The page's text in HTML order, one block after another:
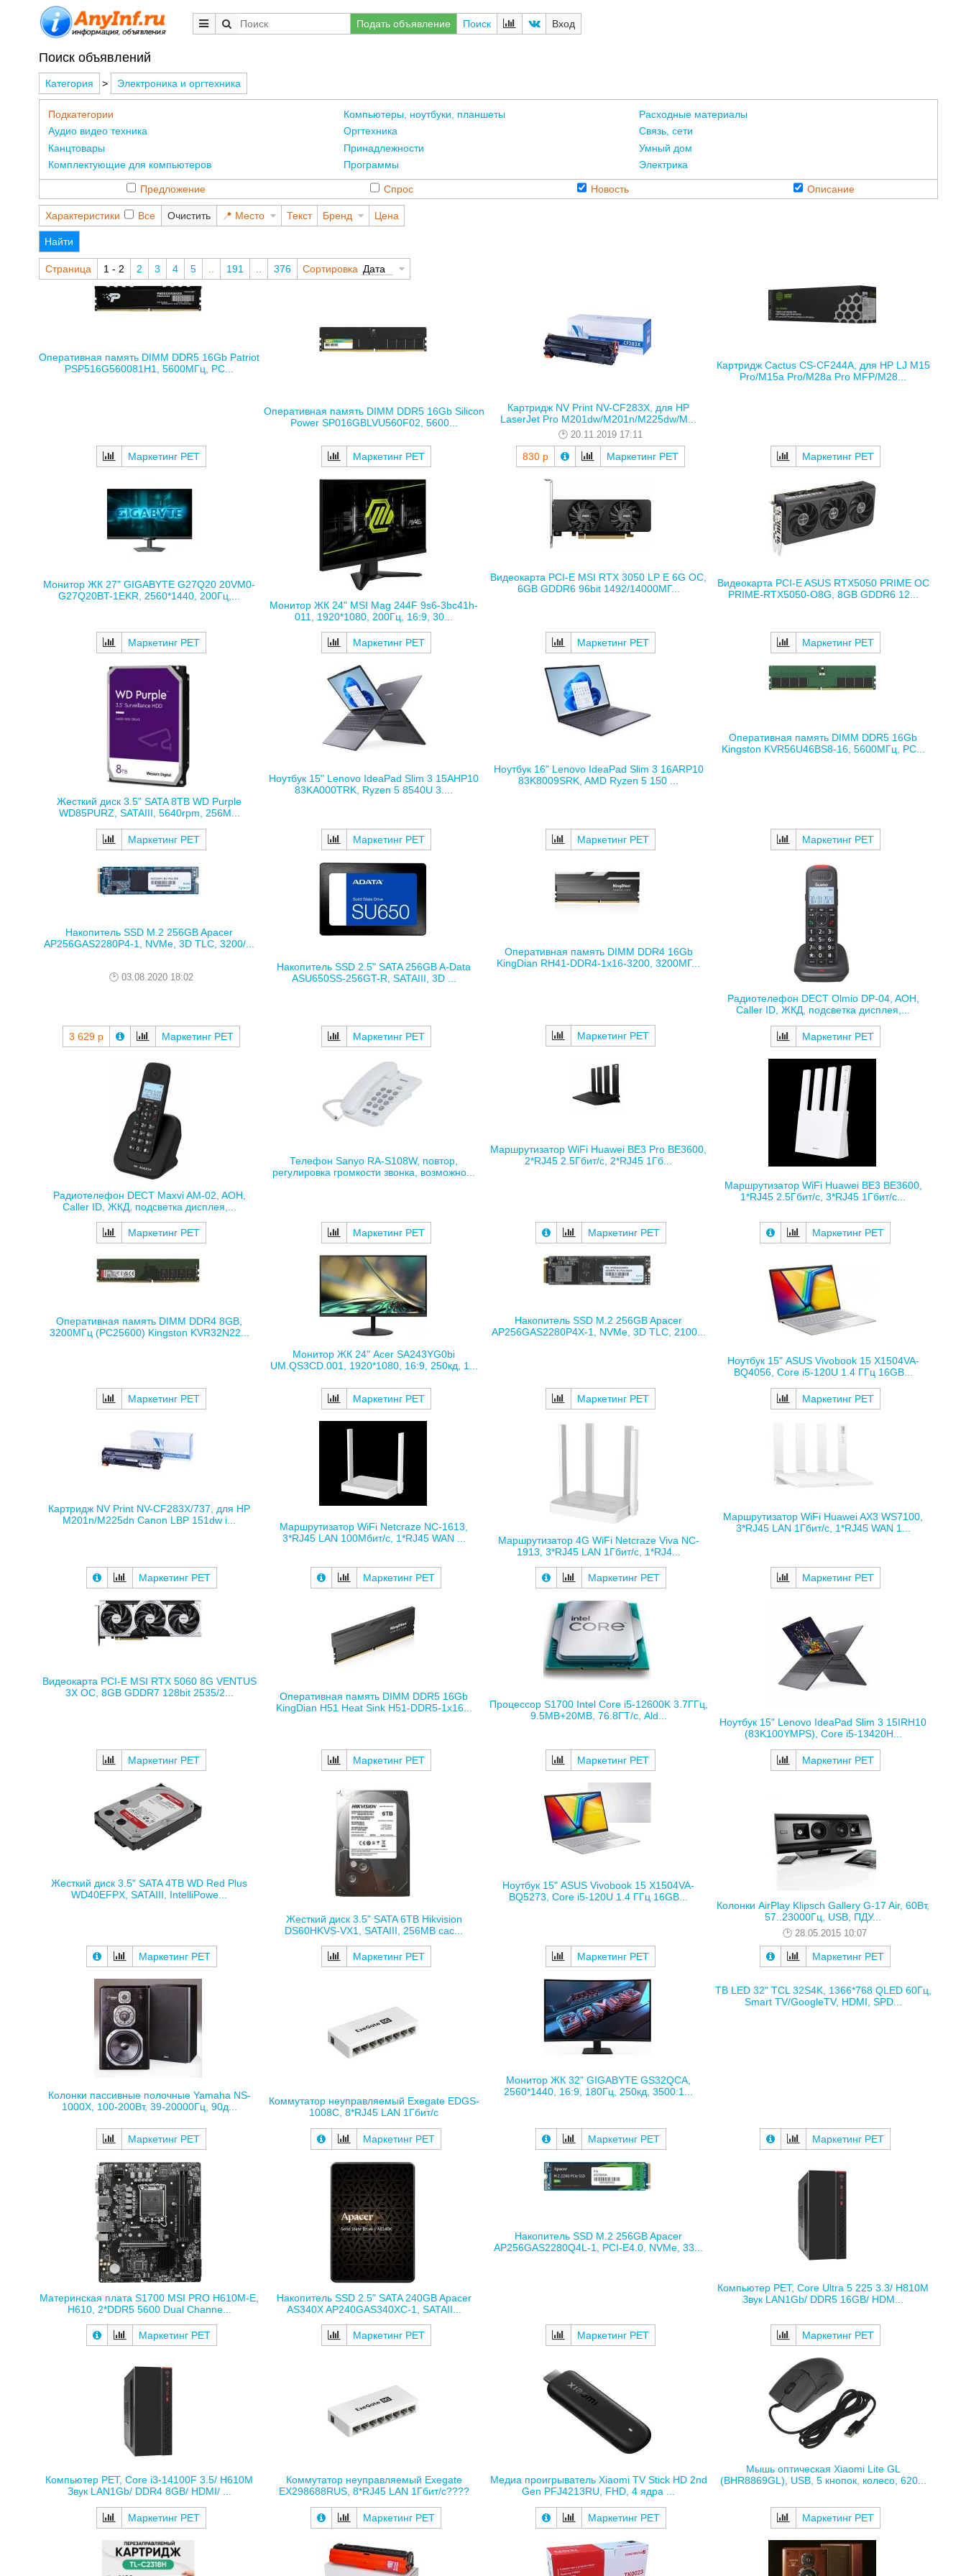
Подать объявление Поиск Вход
Поиск объявлений
Категория > Электроника и оргтехника
Подкатегории
Аудио видео техника
Канцтовары
Комплектующие для компьютеров
Компьютеры, ноутбуки, планшеты
Оргтехника
Принадлежности
Программы
Расходные материалы
Связь, сети
Умный дом
Электрика
Предложение Спрос Новость Описание
Характеристики Все Очистить Место Текст Бренд Цена
Найти
Страница 1 - 2 2 3 4 5 191 376 Сортировка Дата
Оперативная память DIMM DDR5 16Gb Patriot
PSP516G560081H1, 5600МГц, PC...
Маркетинг РЕТ
Оперативная память DIMM DDR5 16Gb Silicon
Power SP016GBLVU560F02, 5600...
Маркетинг РЕТ
Картридж NV Print NV-CF283X, для HP
LaserJet Pro M201dw/M201n/M225dw/M...
20.11.2019 17:11
830 р Маркетинг РЕТ
Картридж Cactus CS-CF244A, для HP LJ M15
Pro/M15a Pro/M28a Pro MFP/M28...
Маркетинг РЕТ
Монитор ЖК 27" GIGABYTE G27Q20 20VM0-
G27Q20BT-1EKR, 2560*1440, 200Гц,...
Маркетинг РЕТ
Монитор ЖК 24" MSI Mag 244F 9s6-3bc41h-
011, 1920*1080, 200Гц, 16:9, 30...
Маркетинг РЕТ
Видеокарта PCI-E MSI RTX 3050 LP E 6G OC,
6GB GDDR6 96bit 1492/14000МГ...
Маркетинг РЕТ
Видеокарта PCI-E ASUS RTX5050 PRIME OC
PRIME-RTX5050-O8G, 8GB GDDR6 12...
Маркетинг РЕТ
Жесткий диск 3.5" SATA 8TB WD Purple
WD85PURZ, SATAIII, 5640rpm, 256M...
Маркетинг РЕТ
Ноутбук 15" Lenovo IdeaPad Slim 3 15AHP10
83KA000TRK, Ryzen 5 8540U 3....
Маркетинг РЕТ
Ноутбук 16" Lenovo IdeaPad Slim 3 16ARP10
83K8009SRK, AMD Ryzen 5 150 ...
Маркетинг РЕТ
Оперативная память DIMM DDR5 16Gb
Kingston KVR56U46BS8-16, 5600МГц, PC...
Маркетинг РЕТ
Накопитель SSD M.2 256GB Apacer
AP256GAS2280P4-1, NVMe, 3D TLC, 3200/...
03.08.2020 18:02
3 629 р Маркетинг РЕТ
Накопитель SSD 2.5" SATA 256GB A-Data
ASU650SS-256GT-R, SATAIII, 3D ...
Маркетинг РЕТ
Оперативная память DIMM DDR4 16Gb
KingDian RH41-DDR4-1х16-3200, 3200МГ...
Маркетинг РЕТ
Радиотелефон DECT Olmio DP-04, AOH,
Caller ID, ЖКД, подсветка дисплея,...
Маркетинг РЕТ
Радиотелефон DECT Maxvi AM-02, AOH,
Caller ID, ЖКД, подсветка дисплея,...
Маркетинг РЕТ
Телефон Sanyo RA-S108W, повтор,
регулировка громкости звонка, возможно...
Маркетинг РЕТ
Маршрутизатор WiFi Huawei BE3 Pro BE3600,
2*RJ45 2.5Гбит/с, 2*RJ45 1Гб...
Маркетинг РЕТ
Маршрутизатор WiFi Huawei BE3 BE3600,
1*RJ45 2.5Гбит/с, 3*RJ45 1Гбит/с...
Маркетинг РЕТ
Оперативная память DIMM DDR4 8GB,
3200МГц (PC25600) Kingston KVR32N22...
Маркетинг РЕТ
Монитор ЖК 24" Acer SA243YG0bi
UM.QS3CD.001, 1920*1080, 16:9, 250кд, 1...
Маркетинг РЕТ
Накопитель SSD M.2 256GB Apacer
AP256GAS2280P4X-1, NVMe, 3D TLC, 2100...
Маркетинг РЕТ
Ноутбук 15" ASUS Vivobook 15 X1504VA-
BQ4056, Core i5-120U 1.4 ГГц 16GB...
Маркетинг РЕТ
Картридж NV Print NV-CF283X/737, для HP
M201n/M225dn Canon LBP 151dw i...
Маркетинг РЕТ
Маршрутизатор WiFi Netcraze NC-1613,
3*RJ45 LAN 100Мбит/с, 1*RJ45 WAN ...
Маркетинг РЕТ
Маршрутизатор 4G WiFi Netcraze Viva NC-
1913, 3*RJ45 LAN 1Гбит/с, 1*RJ4...
Маркетинг РЕТ
Маршрутизатор WiFi Huawei AX3 WS7100,
3*RJ45 LAN 1Гбит/с, 1*RJ45 WAN 1...
Маркетинг РЕТ
Видеокарта PCI-E MSI RTX 5060 8G VENTUS
3X OC, 8GB GDDR7 128bit 2535/2...
Маркетинг РЕТ
Оперативная память DIMM DDR5 16Gb
KingDian H51 Heat Sink H51-DDR5-1х16...
Маркетинг РЕТ
Процессор S1700 Intel Core i5-12600K 3.7ГГц,
9.5MB+20MB, 76.8ГТ/с, Ald...
Маркетинг РЕТ
Ноутбук 15" Lenovo IdeaPad Slim 3 15IRH10
(83K100YMPS), Core i5-13420H...
Маркетинг РЕТ
Жесткий диск 3.5" SATA 4TB WD Red Plus
WD40EFPX, SATAIII, IntelliPowe...
Маркетинг РЕТ
Жесткий диск 3.5" SATA 6TB Hikvision
DS60HKVS-VX1, SATAIII, 256MB cac...
Маркетинг РЕТ
Ноутбук 15" ASUS Vivobook 15 X1504VA-
BQ5273, Core i5-120U 1.4 ГГц 16GB...
Маркетинг РЕТ
Колонки AirPlay Klipsch Gallery G-17 Air, 60Вт,
57..23000Гц, USB, ПДУ...
28.05.2015 10:07
Маркетинг РЕТ
Колонки пассивные полочные Yamaha NS-
1000X, 100-200Вт, 39-20000Гц, 90д...
Маркетинг РЕТ
Коммутатор неуправляемый Exegate EDGS-
1008C, 8*RJ45 LAN 1Гбит/с
Маркетинг РЕТ
Монитор ЖК 32" GIGABYTE GS32QCA,
2560*1440, 16:9, 180Гц, 250кд, 3500:1...
Маркетинг РЕТ
ТВ LED 32" TCL 32S4K, 1366*768 QLED 60Гц,
Smart TV/GoogleTV, HDMI, SPD...
Маркетинг РЕТ
Материнская плата S1700 MSI PRO H610M-E,
H610, 2*DDR5 5600 Dual Channe...
Маркетинг РЕТ
Накопитель SSD 2.5" SATA 240GB Apacer
AS340X AP240GAS340XC-1, SATAII...
Маркетинг РЕТ
Накопитель SSD M.2 256GB Apacer
AP256GAS2280Q4L-1, PCI-E4.0, NVMe, 33...
Маркетинг РЕТ
Компьютер РЕТ, Core Ultra 5 225 3.3/ H810M
Звук LAN1Gb/ DDR5 16GB/ HDM...
Маркетинг РЕТ
Компьютер РЕТ, Core i3-14100F 3.5/ H610M
Звук LAN1Gb/ DDR4 8GB/ HDMI/ ...
Маркетинг РЕТ
Коммутатор неуправляемый Exegate
EX298688RUS, 8*RJ45 LAN 1Гбит/с????
Маркетинг РЕТ
Медиа проигрыватель Xiaomi TV Stick HD 2nd
Gen PFJ4213RU, FHD, 4 ядра ...
Маркетинг РЕТ
Мышь оптическая Xiaomi Lite GL
(BHR8869GL), USB, 5 кнопок, колесо, 620...
Маркетинг РЕТ